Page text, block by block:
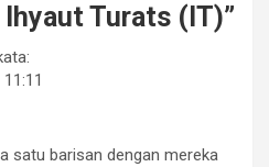
Ihyaut Turats (IT)”
satu barisan dengan mereka